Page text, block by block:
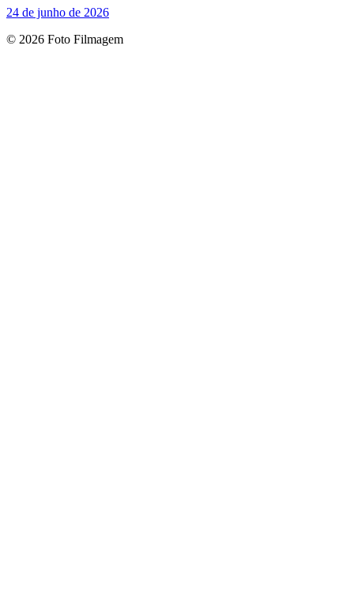
24 de junho de 2026
© 2026 Foto Filmagem